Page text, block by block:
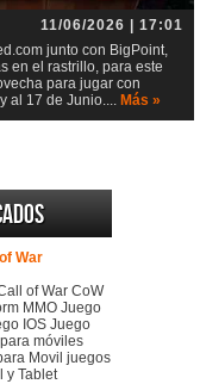
11/06/2026 | 17:01
junto con BigPoint,
en el rastrillo, para este
para jugar con
al 17 de Junio.... Más »
War
of War CoW
MMO Juego
IOS Juego
móviles
Movil juegos
y Tablet